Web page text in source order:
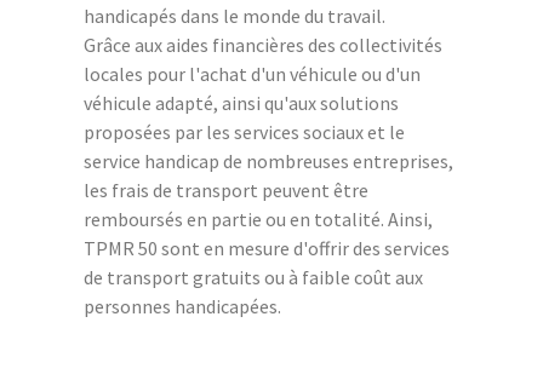
handicapés dans le monde du travail.
Grâce aux aides financières des collectivités
locales pour l'achat d'un véhicule ou d'un
véhicule adapté, ainsi qu'aux solutions
proposées par les services sociaux et le
service handicap de nombreuses entreprises,
les frais de transport peuvent être
remboursés en partie ou en totalité. Ainsi,
TPMR 50 sont en mesure d'offrir des services
de transport gratuits ou à faible coût aux
personnes handicapées.